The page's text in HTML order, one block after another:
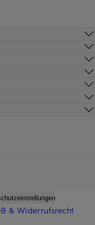
& Widerrufsrecht